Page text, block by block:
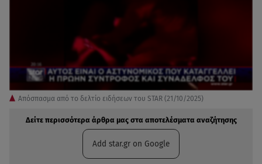
Απόσπασμα από το δελτίο ειδήσεων του STAR (21/10/2025)
Δείτε περισσότερα άρθρα μας στα αποτελέσματα αναζήτησης
Add star.gr on Google